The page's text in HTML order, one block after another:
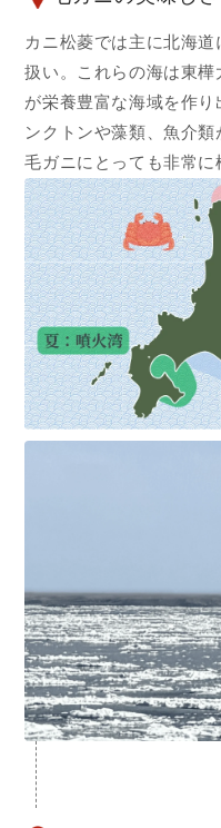
カニ松菱では主に北海
扱い。これらの海は東
が栄養豊富な海域を作
ンクトンや藻類、魚介
毛ガニにとっても非常に